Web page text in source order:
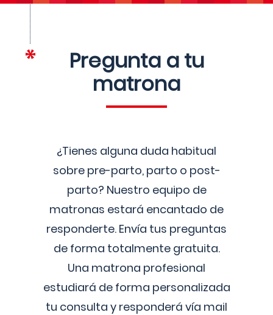
Pregunta a tu
matrona
¿Tienes alguna duda habitual
sobre pre-parto, parto o post-
parto? Nuestro equipo de
matronas estará encantado de
responderte. Envía tus preguntas
de forma totalmente gratuita.
Una matrona profesional
estudiará de forma personalizada
tu consulta y responderá vía mail